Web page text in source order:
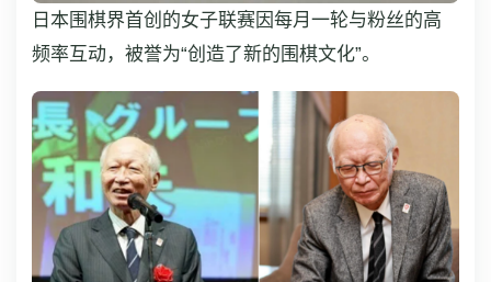
日本围棋界首创的女子联赛因每月一轮与粉丝的高
频率互动，被誉为“创造了新的围棋文化”。